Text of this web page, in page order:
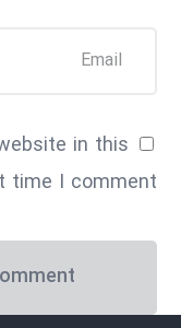
in this
time I comment.